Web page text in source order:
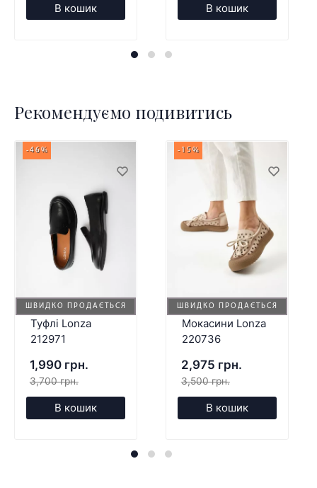
В кошик В кошик
Рекомендуємо подивитись
ШВИДКО ПРОДАЄТЬСЯ
-46%
Туфлі Lonza
212971
1,990 грн.
3,700 грн.
В кошик
ШВИДКО ПРОДАЄТЬСЯ
-15%
Мокасини Lonza
220736
2,975 грн.
3,500 грн.
В кошик